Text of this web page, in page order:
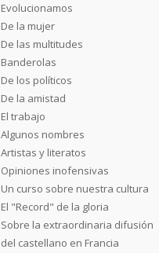
Evolucionamos
De la mujer
De las multitudes
Banderolas
De los políticos
De la amistad
El trabajo
Algunos nombres
Artistas y literatos
Opiniones inofensivas
Un curso sobre nuestra cultura
El "Record" de la gloria
Sobre la extraordinaria difusión
del castellano en Francia